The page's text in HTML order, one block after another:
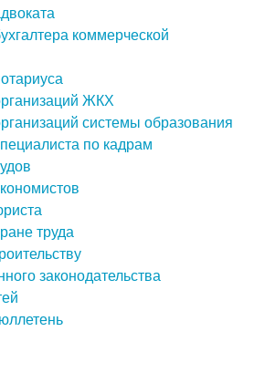
коммерческой
ЖКХ
системы образования
по кадрам
труда
законодательства